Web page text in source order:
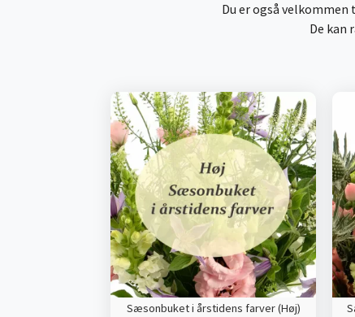
Du er også
De kan
Sæsonbuket i årstidens farver (Høj)